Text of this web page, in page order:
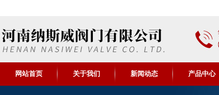
网站首页 关于我们 新闻动态 产品中心